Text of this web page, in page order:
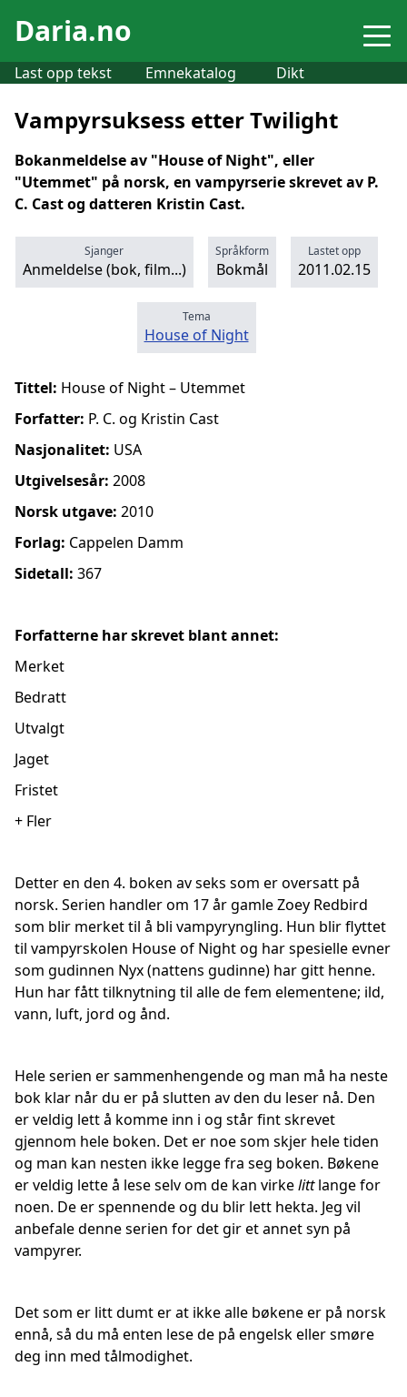
Daria.no
Last opp tekst Emnekatalog Dikt
Vampyrsuksess etter Twilight
Bokanmeldelse av "House of Night", eller
"Utemmet" på norsk, en vampyrserie skrevet av P.
C. Cast og datteren Kristin Cast.
Sjanger
Anmeldelse (bok, film...)
Språkform
Bokmål
Lastet opp
2011.02.15
Tema
House of Night
Tittel: House of Night – Utemmet
Forfatter: P. C. og Kristin Cast
Nasjonalitet: USA
Utgivelsesår: 2008
Norsk utgave: 2010
Forlag: Cappelen Damm
Sidetall: 367
Forfatterne har skrevet blant annet:
Merket
Bedratt
Utvalgt
Jaget
Fristet
+ Fler
Detter en den 4. boken av seks som er oversatt på
norsk. Serien handler om 17 år gamle Zoey Redbird
som blir merket til å bli vampyryngling. Hun blir flyttet
til vampyrskolen House of Night og har spesielle evner
som gudinnen Nyx (nattens gudinne) har gitt henne.
Hun har fått tilknytning til alle de fem elementene; ild,
vann, luft, jord og ånd.
Hele serien er sammenhengende og man må ha neste
bok klar når du er på slutten av den du leser nå. Den
er veldig lett å komme inn i og står fint skrevet
gjennom hele boken. Det er noe som skjer hele tiden
og man kan nesten ikke legge fra seg boken. Bøkene
er veldig lette å lese selv om de kan virkelittlange for
noen. De er spennende og du blir lett hekta. Jeg vil
anbefale denne serien for det gir et annet syn på
vampyrer.
Det som er litt dumt er at ikke alle bøkene er på norsk
ennå, så du må enten lese de på engelsk eller smøre
deg inn med tålmodighet.